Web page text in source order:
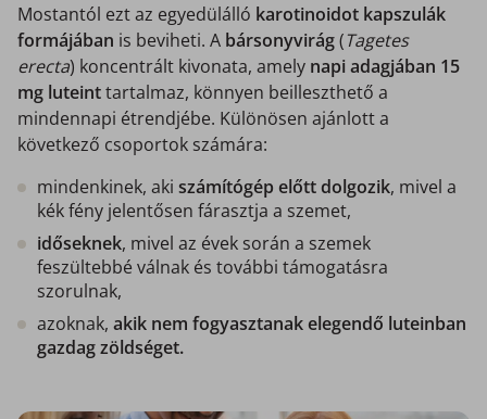
Mostantól ezt az egyedülálló karotinoidot kapszulák
formájában is beviheti. A bársonyvirág(Tagetes
erecta) koncentrált kivonata, amely napi adagjában 15
mg luteinttartalmaz, könnyen beilleszthető a
mindennapi étrendjébe. Különösen ajánlott a
következő csoportok számára:
mindenkinek, aki számítógép előtt dolgozik, mivel a
kék fény jelentősen fárasztja a szemet,
időseknek, mivel az évek során a szemek
feszültebbé válnak és további támogatásra
szorulnak,
azoknak, akik nem fogyasztanak elegendő luteinban
gazdag zöldséget.